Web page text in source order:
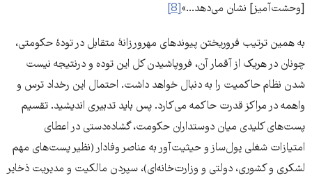
[وحشت‌آمیز] نشان می‌دهد...»[8]
به همین ترتیب فروریختن پیوندهای مهرورزانۀ متقابل در تودۀ حکومتی،
چونان در هریک از آقمار آن، فروپاشیدن کل این توده و درنتیجه نیست
شدن نظام حاکمیت را به دنبال خواهد داشت. احتمال این رخداد ترس و
واهمه در مراکز قدرت حاکمه می‌کارد. پس باید تدبیری اندیشید. تقسیم
پست‌های کلیدی میان دوستداران حکومت، گشاده‌دستی در اعطای
امتیازات شغلی پول‌ساز و حیثیت‌آور به عناصر وفادار (نظیر پست‌های مهم
لشکری و کشوری، دولتی و وزارت‌خانه‌ای)، سپردن مالکیت و مدیریت ذخایر